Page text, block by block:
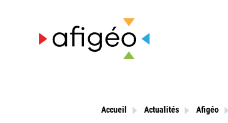
Accueil Actualités Afigéo